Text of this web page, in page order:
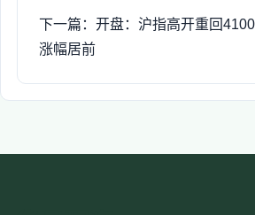
下一篇：开盘：沪指高开重回
涨幅居前